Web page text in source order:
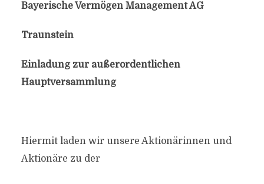
Bayerische Vermögen Management AG
Traunstein
Einladung zur außerordentlichen
Hauptversammlung
Hiermit laden wir unsere Aktionärinnen und
Aktionäre zu der